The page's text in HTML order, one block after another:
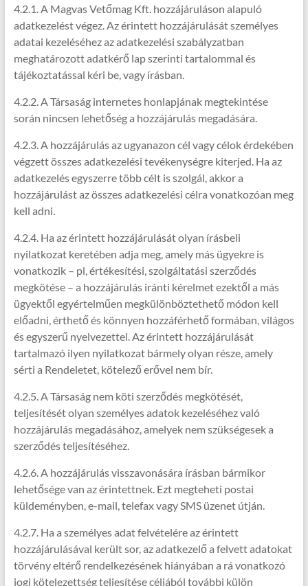
4.2.1. A Magvas Vetőmag Kft. hozzájáruláson alapuló
adatkezelést végez. Az érintett hozzájárulását személyes
adatai kezeléséhez az adatkezelési szabályzatban
meghatározott adatkérő lap szerinti tartalommal és
tájékoztatással kéri be, vagy írásban.
4.2.2. A Társaság internetes honlapjának megtekintése
során nincsen lehetőség a hozzájárulás megadására.
4.2.3. A hozzájárulás az ugyanazon cél vagy célok érdekében
végzett összes adatkezelési tevékenységre kiterjed. Ha az
adatkezelés egyszerre több célt is szolgál, akkor a
hozzájárulást az összes adatkezelési célra vonatkozóan meg
kell adni.
4.2.4. Ha az érintett hozzájárulását olyan írásbeli
nyilatkozat keretében adja meg, amely más ügyekre is
vonatkozik – pl, értékesítési, szolgáltatási szerződés
megkötése – a hozzájárulás iránti kérelmet ezektől a más
ügyektől egyértelműen megkülönböztethető módon kell
előadni, érthető és könnyen hozzáférhető formában, világos
és egyszerű nyelvezettel. Az érintett hozzájárulását
tartalmazó ilyen nyilatkozat bármely olyan része, amely
sérti a Rendeletet, kötelező erővel nem bír.
4.2.5. A Társaság nem köti szerződés megkötését,
teljesítését olyan személyes adatok kezeléséhez való
hozzájárulás megadásához, amelyek nem szükségesek a
szerződés teljesítéséhez.
4.2.6. A hozzájárulás visszavonására írásban bármikor
lehetősége van az érintettnek. Ezt megteheti postai
küldeményben, e-mail, telefax vagy SMS üzenet útján.
4.2.7. Ha a személyes adat felvételére az érintett
hozzájárulásával került sor, az adatkezelő a felvett adatokat
törvény eltérő rendelkezésének hiányában a rá vonatkozó
jogi kötelezettség teljesítése céljából további külön